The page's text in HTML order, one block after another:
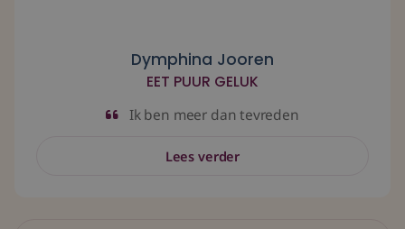
Dymphina Jooren
EET PUUR GELUK
Ik ben meer dan tevreden
Lees verder